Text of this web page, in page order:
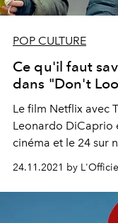
POP CULTURE
Ce qu'il faut
dans "Don't
Le film Netflix avec
Leonardo DiCaprio
cinéma et le 24 sur
24.11.2021 by